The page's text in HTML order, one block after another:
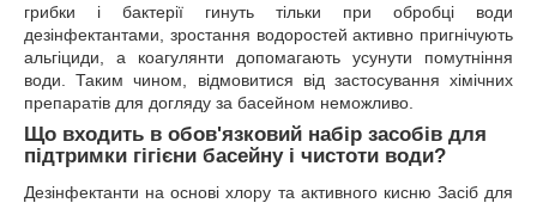
грибки і бактерії гинуть тільки при обробці води
дезінфектантами, зростання водоростей активно пригнічують
альгіциди, а коагулянти допомагають усунути помутніння
води. Таким чином, відмовитися від застосування хімічних
препаратів для догляду за басейном неможливо.
Що входить в обов'язковий набір засобів для
підтримки гігієни басейну і чистоти води?
Дезінфектанти на основі хлору та активного кисню Засіб для